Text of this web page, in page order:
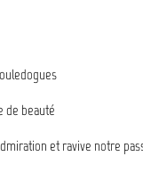
de beauté
et ravive notre